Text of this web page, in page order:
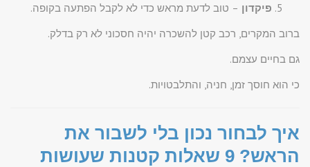
פיקדון – טוב לדעת מראש כדי לא לקבל הפתעה בקופה.
ברוב המקרים, רכב קטן להשכרה יהיה חסכוני לא רק בדלק.
גם בחיים עצמם.
כי הוא חוסך זמן, חניה, והתלבטויות.
איך לבחור נכון בלי לשבור את
הראש? 9 שאלות קטנות שעושות